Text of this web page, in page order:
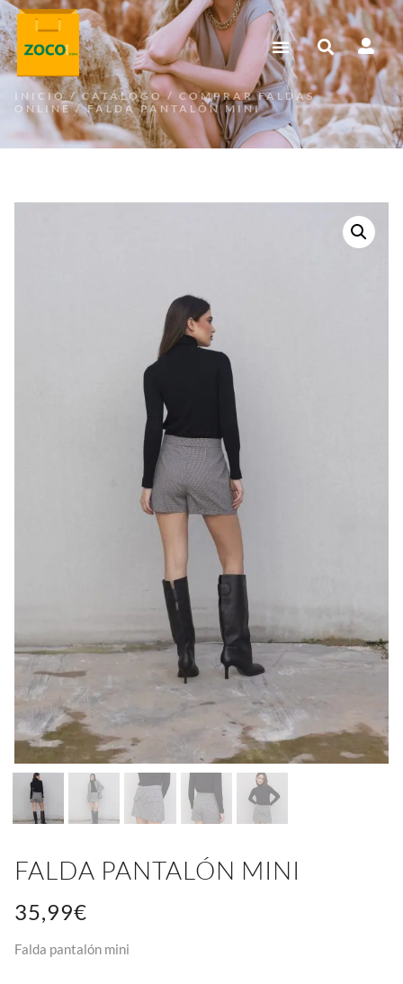
INICIO/CATÁLOGO/ COMPRAR FALDAS
ONLINE/ FALDA PANTALÓN MINI
FALDA PANTALÓN MINI
35,99€
Falda pantalón mini